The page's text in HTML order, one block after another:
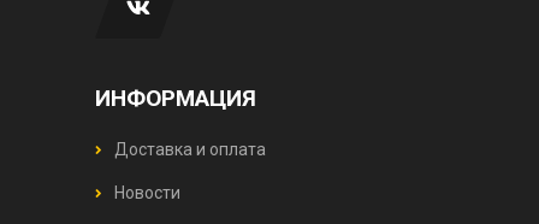
ИНФОРМАЦИЯ
Доставка и оплата
Новости